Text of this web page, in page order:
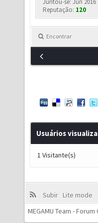
Juntou-se: Jun 2016
Reputação: 120
Encontrar
Usuários
1 Visitante(s)
Subir Lite mode
MEGAMU Team -